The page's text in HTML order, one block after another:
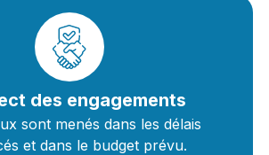
des engagements
sont menés dans les délais
et dans le budget prévu.